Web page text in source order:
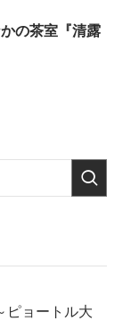
の茶室『清露
ピョートル大